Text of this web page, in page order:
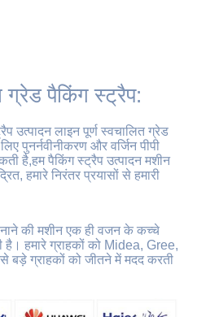
ग्रेड पैकिंग स्ट्रैप:
उत्पादन लाइन पूर्ण स्वचालित ग्रेड
पुनर्नवीनीकरण और वर्जिन पीपी
है,हम पैकिंग स्ट्रैप उत्पादन मशीन
हमारे निरंतर प्रयासों से हमारी
की मशीन एक ही वजन के कच्चे
हमारे ग्राहकों को Midea, Gree,
ग्राहकों को जीतने में मदद करती